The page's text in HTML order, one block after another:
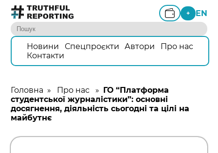
+ EN
Новини Спецпроєкти Автори
Про нас
Контакти
Головна » Про нас » ГО “Платформа
студентської журналістики”: основні
досягнення, діяльність сьогодні та цілі на
майбутнє